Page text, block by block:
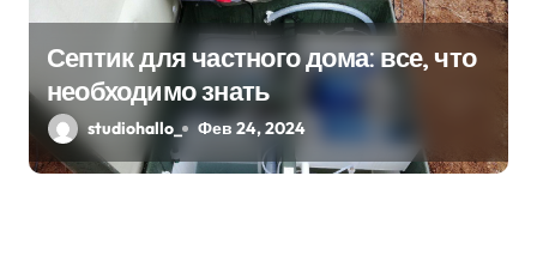
Септик для частного дома: все, что
необходимо знать
studiohallo_ Фев 24, 2024